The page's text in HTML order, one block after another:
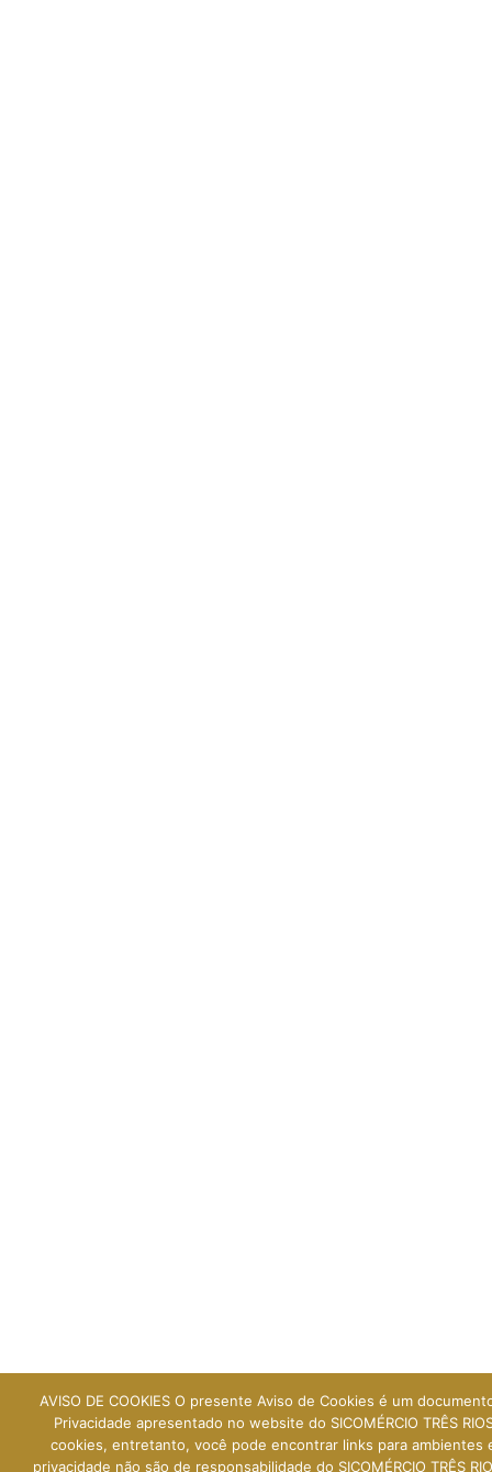
AVISO DE COOKIES O presente Aviso de Cookies é um
Privacidade apresentado no website do SICOMÉRCIO TRÊS
cookies, entretanto, você pode encontrar links para ambientes
privacidade não são de responsabilidade do SICOMÉRCIO TRÊS